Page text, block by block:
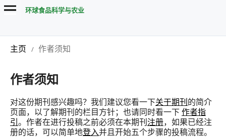
环球食品科学与农业
主页 / 作者须知
作者须知
对这份期刊感兴趣吗？我们建议您看一下关于期刊的简介
页面，以了解期刊的栏目方针；也请同时看一下作者指
引。作者在进行投稿之前必须在本期刊注册，如果已经注
册的话，可以简单地登入并且开始五个步骤的投稿流程。